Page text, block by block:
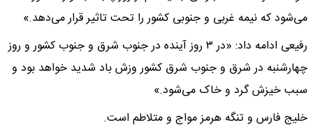
می‌شود که نیمه غربی و جنوبی کشور را تحت تاثیر قرار می‌دهد.»
رفیعی ادامه داد: «در ۳ روز آینده در جنوب شرق و جنوب کشور و روز
چهارشنبه در شرق و جنوب شرق کشور وزش باد شدید خواهد بود و
سبب خیزش گرد و خاک می‌شود.»
خلیج فارس و تنگه هرمز مواج و متلاطم است.